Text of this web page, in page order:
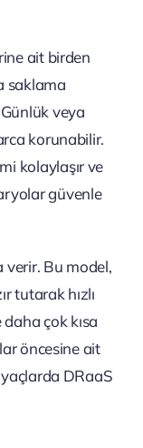
ait birden
saklama
veya
korunabilir.
kolaylaşır ve
güvenle
verir. Bu model,
tutarak hızlı
çok kısa
öncesine ait
DRaaS